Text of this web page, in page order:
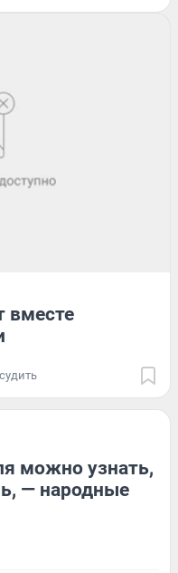
вместе
можно узнать,
— народные